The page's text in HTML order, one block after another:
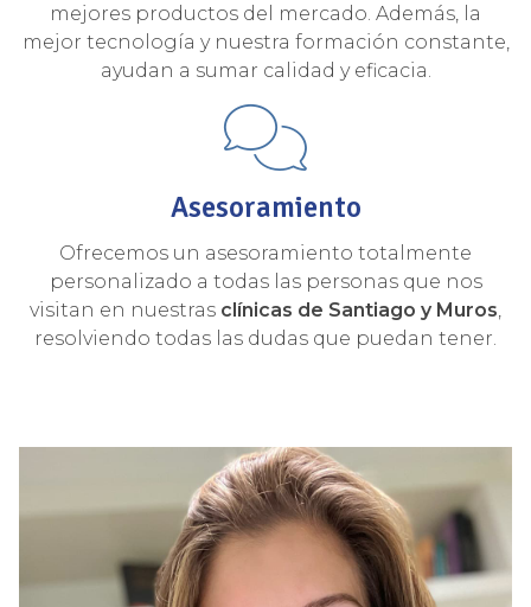
mejores productos del mercado. Además, la
mejor tecnología y nuestra formación constante,
ayudan a sumar calidad y eficacia.
Asesoramiento
Ofrecemos un asesoramiento totalmente
personalizado a todas las personas que nos
visitan en nuestras clínicas de Santiago y Muros
resolviendo todas las dudas que puedan tener.